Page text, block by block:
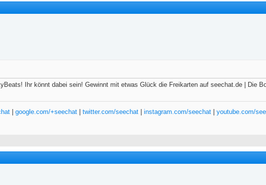
Ihr könnt dabei sein! Gewinnt mit etwas Glück die Freikarten auf seechat.de | Die
google.com/+seechat twitter.com/seechat instagram.com/seechat youtube.com/